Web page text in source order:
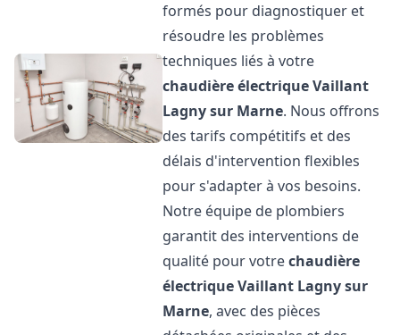
formés pour diagnostiquer et
résoudre les problèmes
techniques liés à votre
chaudière électrique Vaillant
Lagny sur Marne. Nous offrons
des tarifs compétitifs et des
délais d'intervention flexibles
pour s'adapter à vos besoins.
Notre équipe de plombiers
garantit des interventions de
qualité pour votrechaudière
électrique Vaillant Lagny sur
Marne, avec des pièces